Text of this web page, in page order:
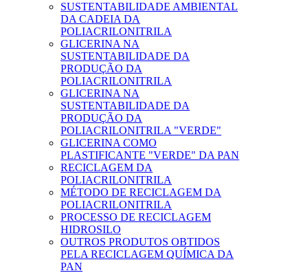
SUSTENTABILIDADE AMBIENTAL
DA CADEIA DA
POLIACRILONITRILA
GLICERINA NA
SUSTENTABILIDADE DA
PRODUÇÃO DA
POLIACRILONITRILA
GLICERINA NA
SUSTENTABILIDADE DA
PRODUÇÃO DA
POLIACRILONITRILA "VERDE"
GLICERINA COMO
PLASTIFICANTE "VERDE" DA PAN
RECICLAGEM DA
POLIACRILONITRILA
MÉTODO DE RECICLAGEM DA
POLIACRILONITRILA
PROCESSO DE RECICLAGEM
HIDROSILO
OUTROS PRODUTOS OBTIDOS
PELA RECICLAGEM QUÍMICA DA
PAN